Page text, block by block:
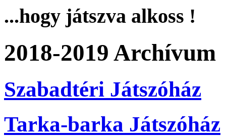
...hogy játszva alkoss !
2018-2019 Archívum
Szabadtéri Játszóház
Tarka-barka Játszóház